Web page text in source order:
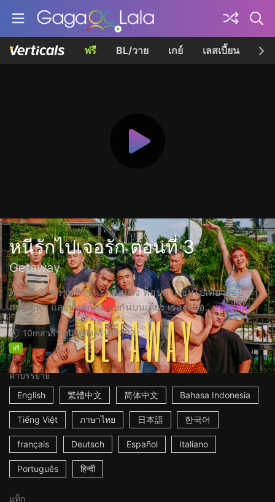
ฟรี BL/วาย เกย์ เลสเบี้ยน เค
หนีรักไปเจอรัก ตอนที่ 3
Getaway
ตอนที่ 3: ความรักชนะทุกอย่าง ท็อปพาแซมไปเที่ยวรอบ
กรุงเทพฯ และทั้งคู่ก็ลงเอยกันบนเตียง เรื่องย่ออ... เพิ่มเติม
10mสาธารณรัฐสิงคโปร์2022
ฟรี
คำบรรยาย
English
繁體中文 简体中文 Bahasa Indonesia
Tiếng Việt ภาษาไทย 日本語 한국어
français Deutsch Español Italiano
Português हिन्दी
แท็ก